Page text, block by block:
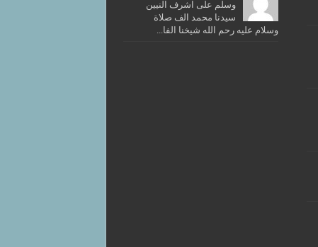
وسلم على اشرف النيين
سيدنا محمد الف صلاة
وسلام عليه رحم الله شيخنا الفا...